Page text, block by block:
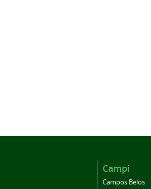
Campi
Campos Belos